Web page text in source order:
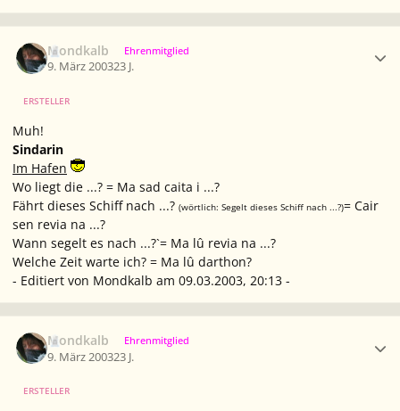
Mondkalb Ehrenmitglied
9. März 200323 J.
ERSTELLER
Muh!
Sindarin
Im Hafen
Wo liegt die ...? = Ma sad caita i ...?
Fährt dieses Schiff nach ...? (wörtlich: Segelt dieses Schiff nach ...?)= Cair
sen revia na ...?
Wann segelt es nach ...?`= Ma lû revia na ...?
Welche Zeit warte ich? = Ma lû darthon?
- Editiert von Mondkalb am 09.03.2003, 20:13 -
Mondkalb Ehrenmitglied
9. März 200323 J.
ERSTELLER